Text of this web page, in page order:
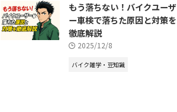
もう落ちない！バイクユーザ
ー車検で落ちた原因と対策を
徹底解説
2025/12/8
バイク雑学・豆知識